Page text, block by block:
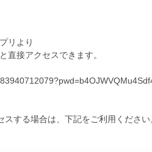
リより
直接アクセスできます。
スする場合は、下記をご利用ください